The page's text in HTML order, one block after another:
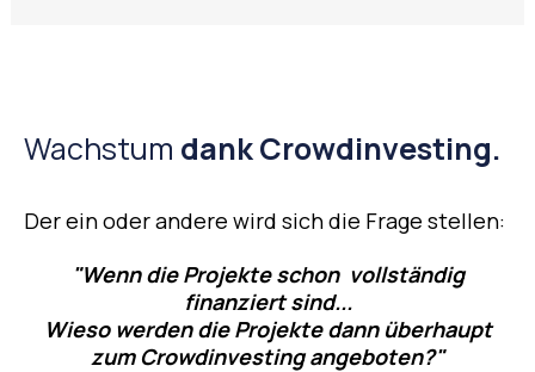
Wachstum dank Crowdinvesting.
Der ein oder andere wird sich die Frage stellen:
"Wenn die Projekte schon vollständig
finanziert sind...
Wieso werden die Projekte dann überhaupt
zum Crowdinvesting angeboten?"